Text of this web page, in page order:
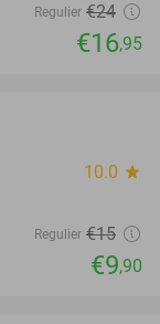
Regulier €24
€16,95
10.0 star
Regulier €15
€9,90